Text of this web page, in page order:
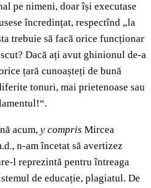
pe nimeni, doar își executase
încredințat, respectînd „la
trebuie să facă orice funcționar
Dacă ați avut ghinionul de-a
țară cunoașteți de bună
tonuri, mai prietenoase sau
acum, y compris Mircea
n-am încetat să avertizez
l reprezintă pentru întreaga
de educație, plagiatul. De